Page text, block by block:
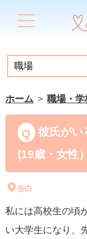
ホーム 職場・
彼氏がい
(19歳・女性）
告白
私には高校生の頃
い大学生になり、